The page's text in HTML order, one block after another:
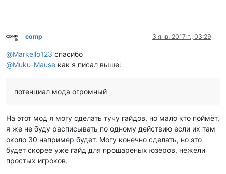
Не в сети
comp 3 янв. 2017 г., 03:29
@Markello123 спасибо
@Muku-Mause как я писал выше:
потенциал мода огромный
На этот мод я могу сделать тучу гайдов, но мало кто поймёт,
я же не буду расписывать по одному действию если их там
около 30 например будет. Могу конечно сделать, но это
будет скорее уже гайд для прошареных юзеров, нежели
простых игроков.